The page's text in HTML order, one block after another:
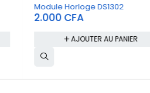
Module Horloge DS1302
2.000 CFA
AJOUTER AU PANIER